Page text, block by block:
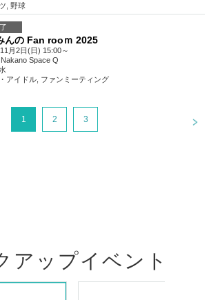
野球
んの Fan rooｍ 2025
月2日(日) 15:00～
Nakano Space Q
アイドル ファンミーティング
1 2 3
アップイベント